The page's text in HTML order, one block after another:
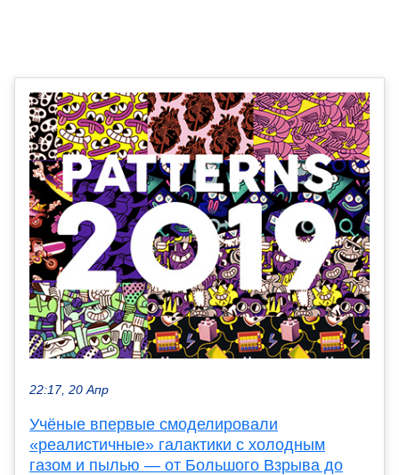
22:17, 20 Апр
Учёные впервые смоделировали
«реалистичные» галактики с холодным
газом и пылью — от Большого Взрыва до